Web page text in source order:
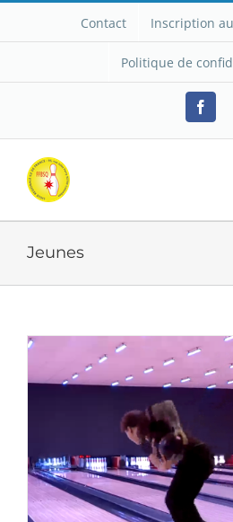
Contact Inscription
Politique de
Jeunes